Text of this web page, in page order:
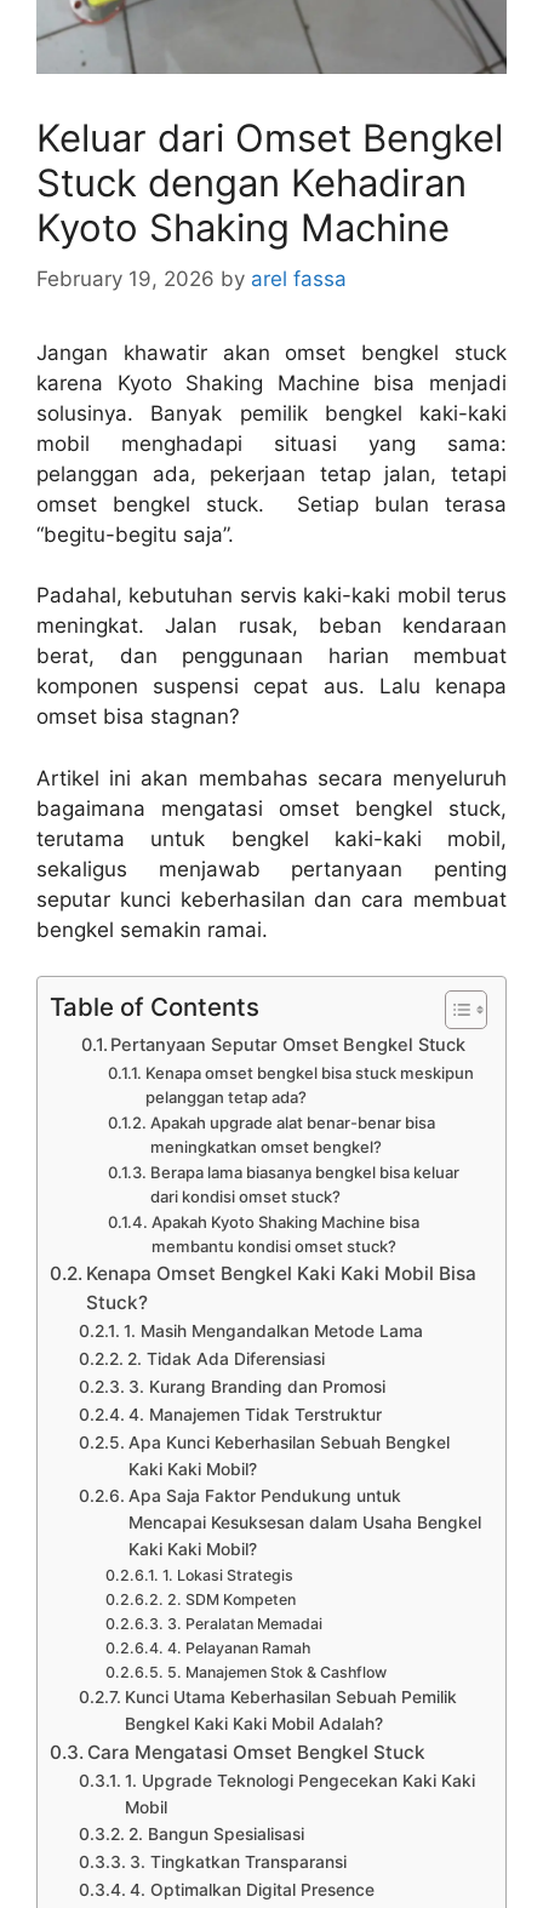
Keluar dari Omset Bengkel
Stuck dengan Kehadiran
Kyoto Shaking Machine
February 19, 2026 by arel fassa
Jangan khawatir akan omset bengkel stuck
karena Kyoto Shaking Machine bisa menjadi
solusinya. Banyak pemilik bengkel kaki-kaki
mobil menghadapi situasi yang sama:
pelanggan ada, pekerjaan tetap jalan, tetapi
omset bengkel stuck. Setiap bulan terasa
“begitu-begitu saja”.
Padahal, kebutuhan servis kaki-kaki mobil terus
meningkat. Jalan rusak, beban kendaraan
berat, dan penggunaan harian membuat
komponen suspensi cepat aus. Lalu kenapa
omset bisa stagnan?
Artikel ini akan membahas secara menyeluruh
bagaimana mengatasi omset bengkel stuck,
terutama untuk bengkel kaki-kaki mobil,
sekaligus menjawab pertanyaan penting
seputar kunci keberhasilan dan cara membuat
bengkel semakin ramai.
Table of Contents
Pertanyaan Seputar Omset Bengkel Stuck
Kenapa omset bengkel bisa stuck meskipun
pelanggan tetap ada?
Apakah upgrade alat benar-benar bisa
meningkatkan omset bengkel?
Berapa lama biasanya bengkel bisa keluar
dari kondisi omset stuck?
Apakah Kyoto Shaking Machine bisa
membantu kondisi omset stuck?
Kenapa Omset Bengkel Kaki Kaki Mobil Bisa
Stuck?
1. Masih Mengandalkan Metode Lama
2. Tidak Ada Diferensiasi
3. Kurang Branding dan Promosi
4. Manajemen Tidak Terstruktur
Apa Kunci Keberhasilan Sebuah Bengkel
Kaki Kaki Mobil?
Apa Saja Faktor Pendukung untuk
Mencapai Kesuksesan dalam Usaha Bengkel
Kaki Kaki Mobil?
1. Lokasi Strategis
2. SDM Kompeten
3. Peralatan Memadai
4. Pelayanan Ramah
5. Manajemen Stok & Cashflow
Kunci Utama Keberhasilan Sebuah Pemilik
Bengkel Kaki Kaki Mobil Adalah?
Cara Mengatasi Omset Bengkel Stuck
1. Upgrade Teknologi Pengecekan Kaki Kaki
Mobil
2. Bangun Spesialisasi
3. Tingkatkan Transparansi
4. Optimalkan Digital Presence